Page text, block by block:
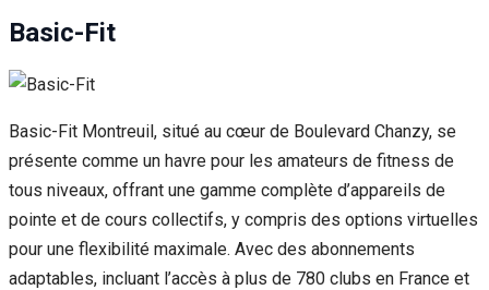
Basic-Fit
Basic-Fit Montreuil, situé au cœur de Boulevard Chanzy, se
présente comme un havre pour les amateurs de fitness de
tous niveaux, offrant une gamme complète d’appareils de
pointe et de cours collectifs, y compris des options virtuelles
pour une flexibilité maximale. Avec des abonnements
adaptables, incluant l’accès à plus de 780 clubs en France et